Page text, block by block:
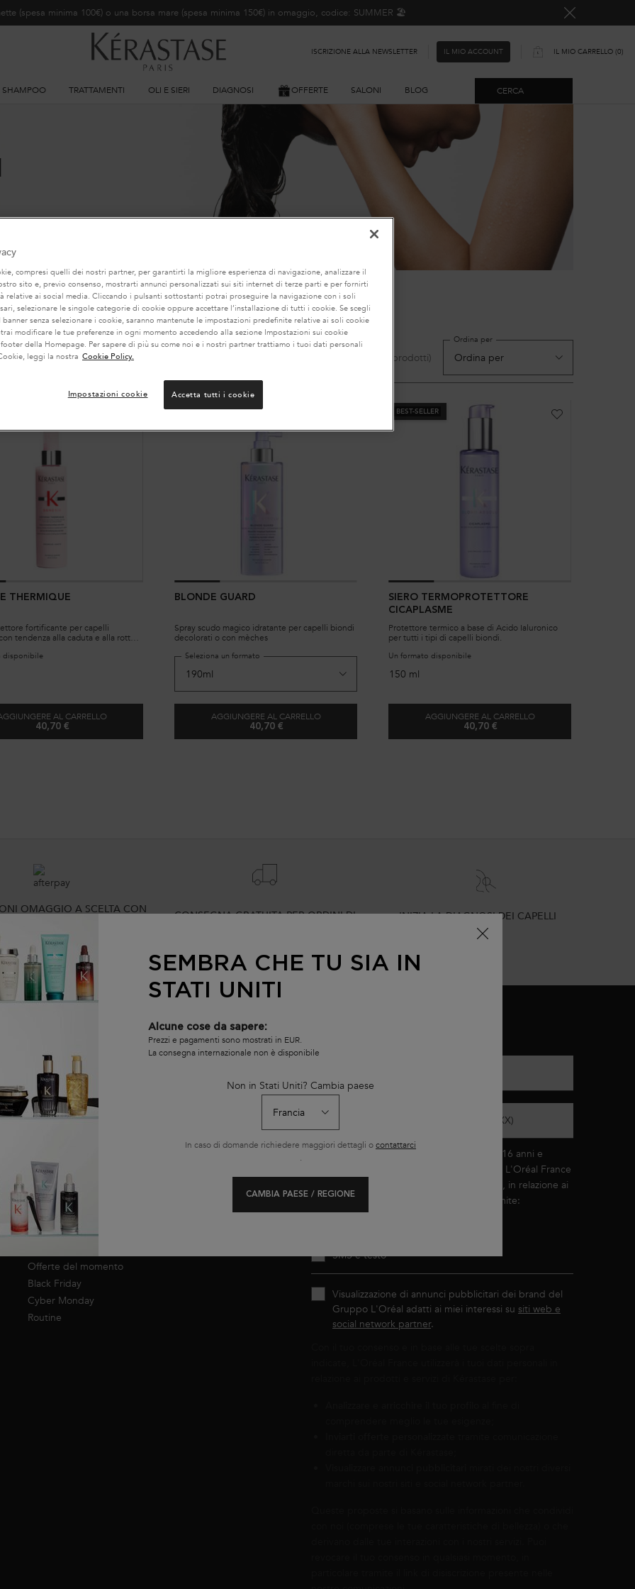
(spesa minima 100€) o una borsa mare (spesa minima 150€) in omaggio, codice: SUMMER 🏖️
ISCRIZIONE ALLA NEWSLETTER IL MIO ACCOUNT IL MIO CARRELLO 0
0 PRODOTTO
SHAMPOO TRATTAMENTI OLI E SIERI DIAGNOSI OFFERTE SALONI BLOG CERCA
strumenti di styling a caldo.
capelli, per uomo e donna.
(12 prodotti)
Ordina per
THERMIQUE
fortificante per capelli
tendenza alla caduta e alla rottura
disponibile
AL CARRELLO
40,70 €
NOVITÀ
BLONDE GUARD
Spray scudo magico idratante per capelli biondi
decolorati o con mèches
Seleziona un formato
AGGIUNGERE AL CARRELLO
40,70 €
BEST-SELLER
SIERO TERMOPROTETTORE
CICAPLASME
Protettore termico a base di Acido Ialuronico
per tutti i tipi di capelli biondi.
Un formato disponibile
150 ml
AGGIUNGERE AL CARRELLO
40,70 €
OMAGGIO A SCELTA CON
CONSEGNA GRATUITA PER ORDINI DI
INIZIA LA DIAGNOSI DEI CAPELLI
Maschere capelli
Gloss capelli
Oli e sieri capelli
Balsami
Formati viaggio
LE NOSTRE
OFFERTE
Offerte del momento
Black Friday
Cyber Monday
Routine
Numero di cellulare (Formato: 3XXXXXXXXX)
Dichiaro di avere un'età pari o superiore a 16 anni e
desidero ricevere offerte personalizzate da L'Oréal France
tramite comunicazione diretta e/o indiretta, in relazione ai
prodotti e servizi di Kérastase, a scelta tramite:
SMS e testo
Visualizzazione di annunci pubblicitari dei brand del
Gruppo L'Oréal adatti ai miei interessi su siti web e
social network partner.
SEMBRA CHE TU SIA IN
STATI UNITI
Alcune cose da sapere:
Prezzi e pagamenti sono mostrati in EUR.
La consegna internazionale non è disponibile
Non in Stati Uniti? Cambia paese
In caso di domande richiedere maggiori dettagli ocontattarci
.
CAMBIA PAESE / REGIONE
compresi quelli dei nostri partner, per garantirti la migliore esperienza di navigazione, analizzare il
sito e, previo consenso, mostrarti annunci personalizzati sui siti internet di terze parti e per fornirti
relative ai social media. Cliccando i pulsanti sottostanti potrai proseguire la navigazione con i soli
selezionare le singole categorie di cookie oppure accettare l’installazione di tutti i cookie. Se scegli
senza selezionare i cookie, saranno mantenute le impostazioni predefinite relative ai soli cookie
modificare le tue preferenze in ogni momento accedendo alla sezione Impostazioni sui cookie
della Homepage. Per sapere di più su come noi e i nostri partner trattiamo i tuoi dati personali
leggi la nostra Cookie Policy.
Impostazioni cookie Accetta tutti i cookie